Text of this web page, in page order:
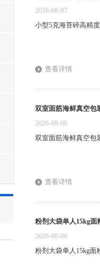
2026-08-07
小型5克海苔碎高精
查看详情
双室面筋海鲜真空包
2026-08-06
双室面筋海鲜真空包
查看详情
粉剂大袋单人15kg面
2026-08-06
粉剂大袋单人15kg